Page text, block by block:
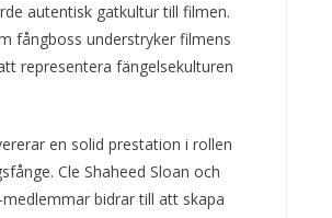
autentisk gatkultur till filmen.
fångboss understryker filmens
representera fängelsekulturen
en solid prestation i rollen
Cle Shaheed Sloan och
bidrar till att skapa